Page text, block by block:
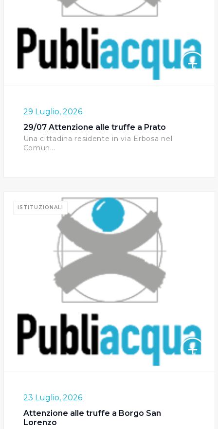
29 Luglio, 2026
29/07 Attenzione alle truffe a Prato
Una cittadina residente in via Erbosa nel
Comun...
ISTITUZIONALI
23 Luglio, 2026
Attenzione alle truffe a Borgo San
Lorenzo